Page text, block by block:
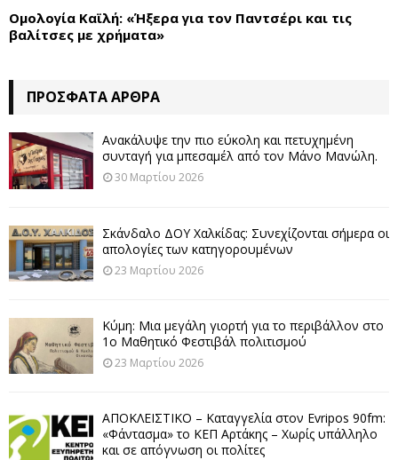
Ομολογία Καϊλή: «Ήξερα για τον Παντσέρι και τις
βαλίτσες με χρήματα»
ΠΡΌΣΦΑΤΑ ΆΡΘΡΑ
Ανακάλυψε την πιο εύκολη και πετυχημένη
συνταγή για μπεσαμέλ από τον Μάνο Μανώλη.
30 Μαρτίου 2026
Σκάνδαλο ΔΟΥ Χαλκίδας: Συνεχίζονται σήμερα οι
απολογίες των κατηγορουμένων
23 Μαρτίου 2026
Κύμη: Μια μεγάλη γιορτή για το περιβάλλον στο
1ο Μαθητικό Φεστιβάλ πολιτισμού
23 Μαρτίου 2026
ΑΠΟΚΛΕΙΣΤΙΚΟ – Καταγγελία στον Evripos 90fm:
«Φάντασμα» το ΚΕΠ Αρτάκης – Χωρίς υπάλληλο
και σε απόγνωση οι πολίτες